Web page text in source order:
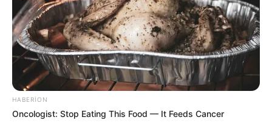
HABERION
Oncologist: Stop Eating This Food — It Feeds Cancer